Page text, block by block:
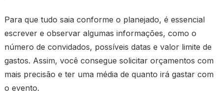
Para que tudo saia conforme o planejado, é essencial
escrever e observar algumas informações, como o
número de convidados, possíveis datas e valor limite de
gastos. Assim, você consegue solicitar orçamentos com
mais precisão e ter uma média de quanto irá gastar com
o evento.